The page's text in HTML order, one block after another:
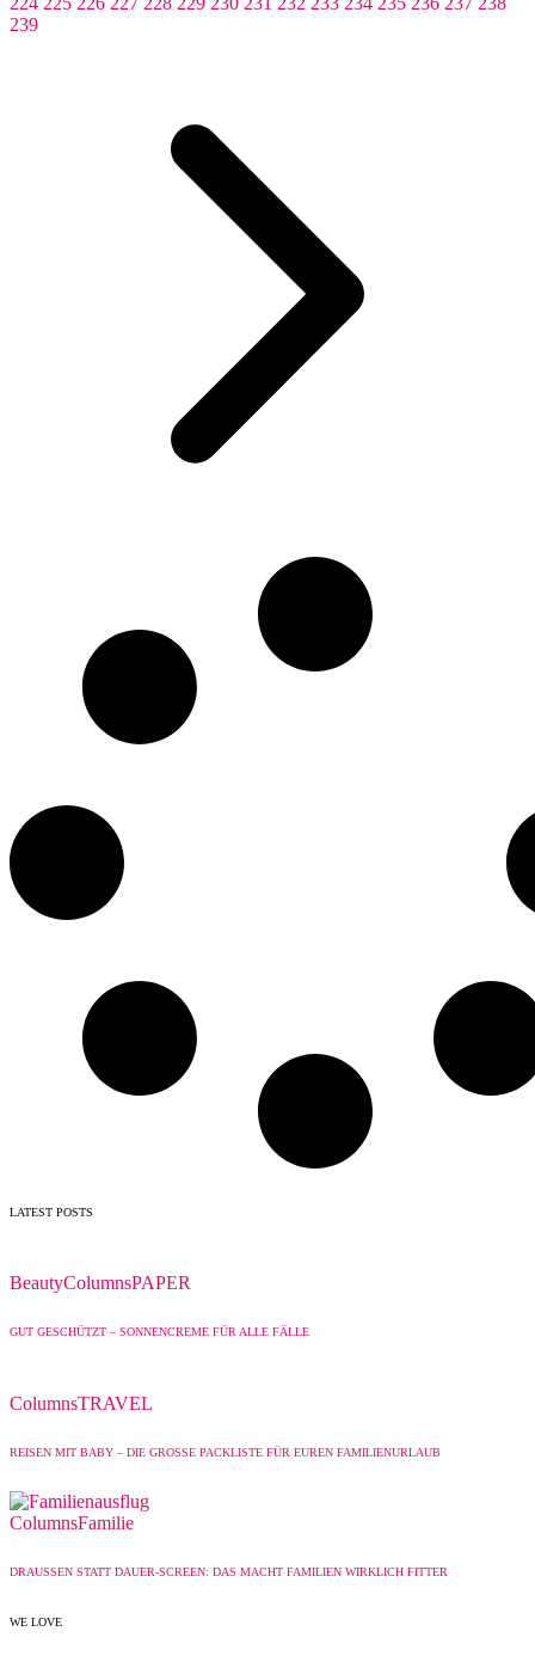
239
LATEST POSTS
BeautyColumnsPAPER
GUT GESCHÜTZT – SONNENCREME FÜR ALLE FÄLLE
ColumnsTRAVEL
REISEN MIT BABY – DIE GROSSE PACKLISTE FÜR EUREN FAMILIENURLAUB
ColumnsFamilie
DRAUSSEN STATT DAUER-SCREEN: DAS MACHT FAMILIEN WIRKLICH FITTER
WE LOVE